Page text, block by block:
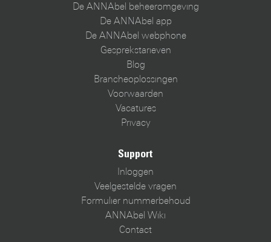
De ANNAbel beheeromgeving
De ANNAbel app
De ANNAbel webphone
Gesprekstarieven
Blog
Brancheoplossingen
Voorwaarden
Vacatures
Privacy
Support
Inloggen
Veelgestelde vragen
Formulier nummerbehoud
ANNAbel Wiki
Contact